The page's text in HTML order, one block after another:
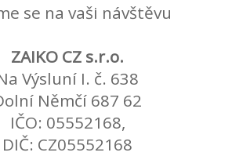
se na vaši návštěvu
ZAIKO CZ s.r.o.
Výsluní I. č. 638
Němčí 687 62
IČO: 05552168,
DIČ: CZ05552168